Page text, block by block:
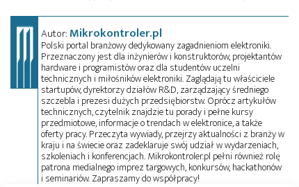
Autor:Mikrokontroler.pl
Polski portal branżowy dedykowany zagadnieniom elektroniki.
Przeznaczony jest dla inżynierów i konstruktorów, projektantów
hardware i programistów oraz dla studentów uczelni
technicznych i miłośników elektroniki. Zaglądają tu właściciele
startupów, dyrektorzy działów R&D, zarządzający średniego
szczebla i prezesi dużych przedsiębiorstw. Oprócz artykułów
technicznych, czytelnik znajdzie tu porady i pełne kursy
przedmiotowe, informacje o trendach w elektronice, a także
oferty pracy. Przeczyta wywiady, przejrzy aktualności z branży w
kraju i na świecie oraz zadeklaruje swój udział w wydarzeniach,
szkoleniach i konferencjach. Mikrokontroler.pl pełni również rolę
patrona medialnego imprez targowych, konkursów, hackathonów
i seminariów. Zapraszamy do współpracy!